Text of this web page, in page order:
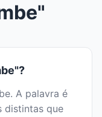
A palavra é
distintas que